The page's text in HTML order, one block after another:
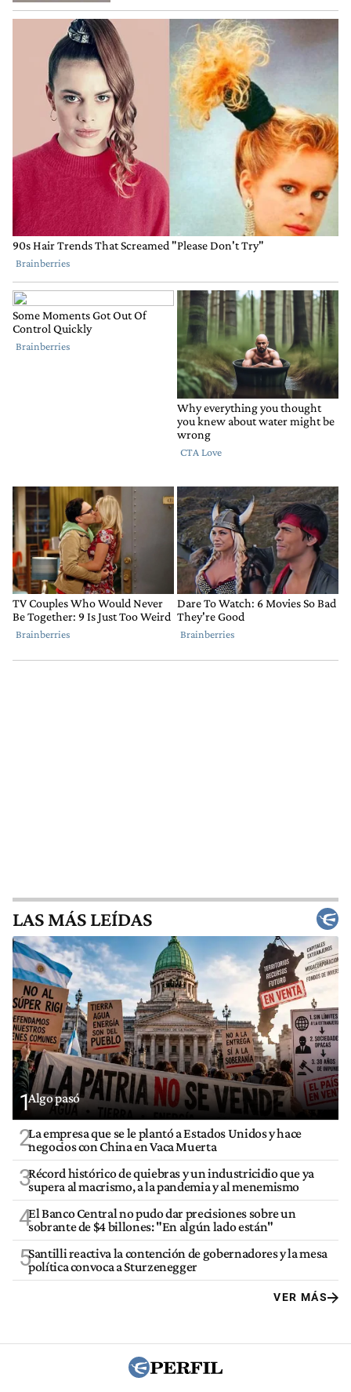
LAS MÁS LEÍDAS
1Algo pasó
2La empresa que se le plantó a Estados Unidos y hace
negocios con China en Vaca Muerta
3Récord histórico de quiebras y un industricidio que ya
supera al macrismo, a la pandemia y al menemismo
4El Banco Central no pudo dar precisiones sobre un
sobrante de $4 billones: "En algún lado están"
5Santilli reactiva la contención de gobernadores y la mesa
política convoca a Sturzenegger
VER MÁS